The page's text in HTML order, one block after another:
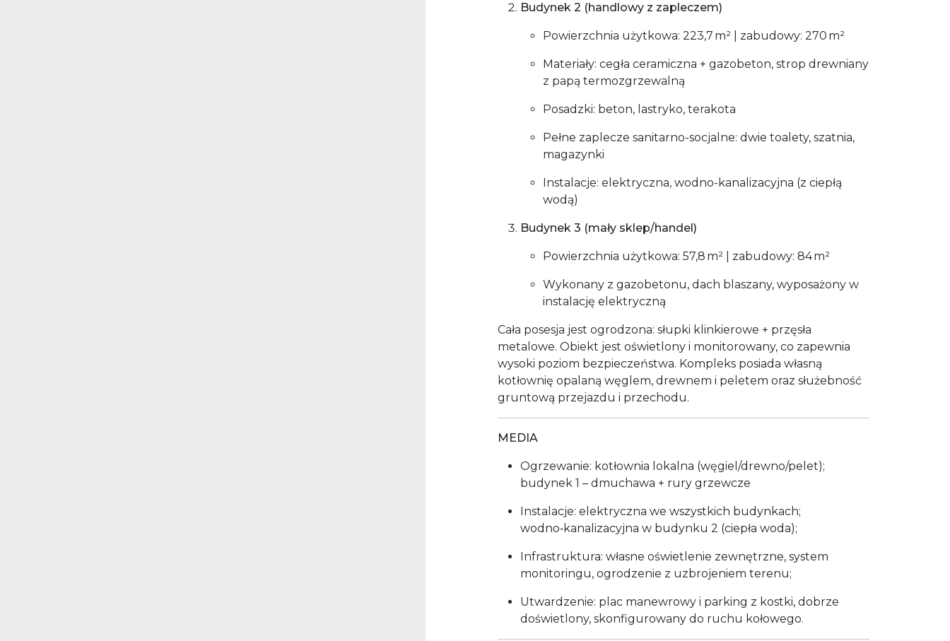
Budynek 2 (handlowy z zapleczem)
Powierzchnia użytkowa: 223,7 m² | zabudowy: 270 m²
Materiały: cegła ceramiczna + gazobeton, strop drewniany
z papą termozgrzewalną
Posadzki: beton, lastryko, terakota
Pełne zaplecze sanitarno-socjalne: dwie toalety, szatnia,
magazynki
Instalacje: elektryczna, wodno-kanalizacyjna (z ciepłą
wodą)
Budynek 3 (mały sklep/handel)
Powierzchnia użytkowa: 57,8 m² | zabudowy: 84 m²
Wykonany z gazobetonu, dach blaszany, wyposażony w
instalację elektryczną
Cała posesja jest ogrodzona: słupki klinkierowe + przęsła
metalowe. Obiekt jest oświetlony i monitorowany, co zapewnia
wysoki poziom bezpieczeństwa. Kompleks posiada własną
kotłownię opalaną węglem, drewnem i peletem oraz służebność
gruntową przejazdu i przechodu.
MEDIA
Ogrzewanie: kotłownia lokalna (węgiel/drewno/pelet);
budynek 1 – dmuchawa + rury grzewcze
Instalacje: elektryczna we wszystkich budynkach;
wodno‑kanalizacyjna w budynku 2 (ciepła woda);
Infrastruktura: własne oświetlenie zewnętrzne, system
monitoringu, ogrodzenie z uzbrojeniem terenu;
Utwardzenie: plac manewrowy i parking z kostki, dobrze
doświetlony, skonfigurowany do ruchu kołowego.